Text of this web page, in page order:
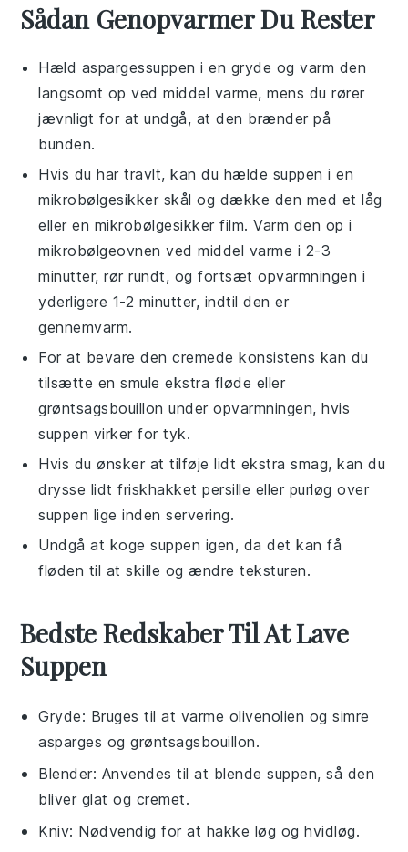
Sådan Genopvarmer Du Rester
Hæld aspargessuppen i en gryde og varm den
langsomt op ved middel varme, mens du rører
jævnligt for at undgå, at den brænder på
bunden.
Hvis du har travlt, kan du hælde suppen i en
mikrobølgesikker skål og dække den med et låg
eller en mikrobølgesikker film. Varm den op i
mikrobølgeovnen ved middel varme i 2-3
minutter, rør rundt, og fortsæt opvarmningen i
yderligere 1-2 minutter, indtil den er
gennemvarm.
For at bevare den cremede konsistens kan du
tilsætte en smule ekstra fløde eller
grøntsagsbouillon under opvarmningen, hvis
suppen virker for tyk.
Hvis du ønsker at tilføje lidt ekstra smag, kan du
drysse lidt friskhakketpersille eller purløg over
suppen lige inden servering.
Undgå at kogesuppen igen, da det kan få
fløden til at skille og ændre teksturen.
Bedste Redskaber Til At Lave
Suppen
Gryde: Bruges til at varme olivenolien og simre
asparges og grøntsagsbouillon.
Blender: Anvendes til at blende suppen, så den
bliver glat og cremet.
Kniv: Nødvendig for at hakke løg og hvidløg.